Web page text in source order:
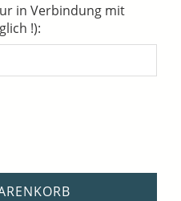
in Verbindung mit
!):